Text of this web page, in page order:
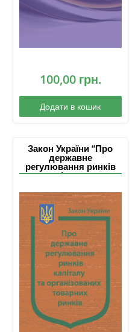
100,00 грн.
Додати в кошик
Закон України “Про
державне
регулювання ринків
капіталу та
товарних ринків”